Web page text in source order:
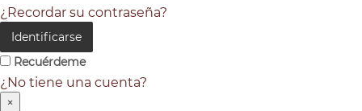
¿Recordar su contraseña?
Identificarse
Recuérdeme
¿No tiene una cuenta?
×